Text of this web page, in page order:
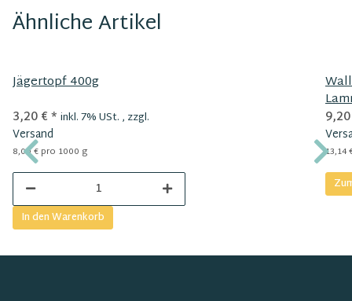
Ähnliche Artikel
Jägertopf 400g
3,20 €* inkl. 7% USt. , zzgl.
Versand
8,00 € pro 1000 g
In den Warenkorb
13,14